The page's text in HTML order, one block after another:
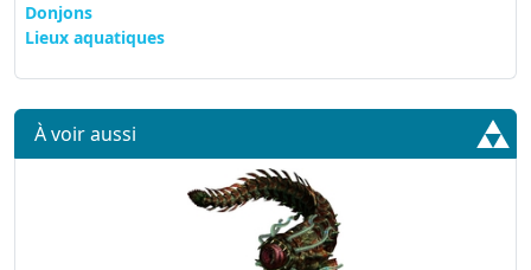
Donjons
Lieux aquatiques
À voir aussi